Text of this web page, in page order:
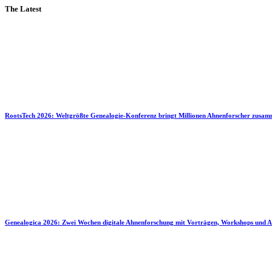
The Latest
RootsTech 2026: Weltgrößte Genealogie-Konferenz bringt Millionen Ahnenforscher
Genealogica 2026: Zwei Wochen digitale Ahnenforschung mit Vorträgen, Workshops und